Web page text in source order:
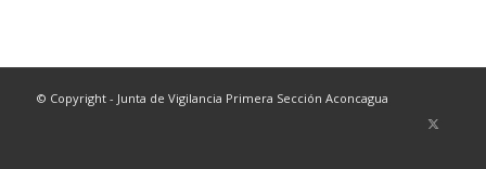
© Copyright - Junta de Vigilancia Primera Sección Aconcagua